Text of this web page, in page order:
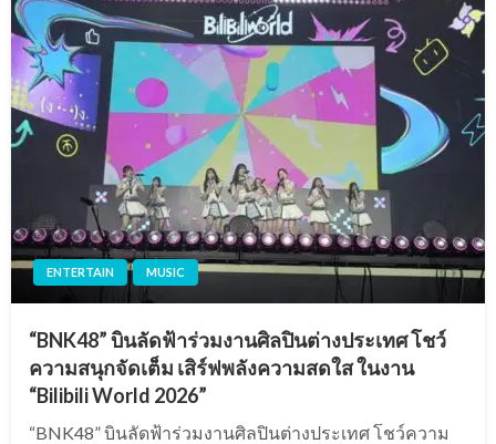
ENTERTAIN MUSIC
“BNK48” บินลัดฟ้าร่วมงานศิลปินต่างประเทศ โชว์
ความสนุกจัดเต็ม เสิร์ฟพลังความสดใส ในงาน
“Bilibili World 2026”
“BNK48” บินลัดฟ้าร่วมงานศิลปินต่างประเทศ โชว์ความ